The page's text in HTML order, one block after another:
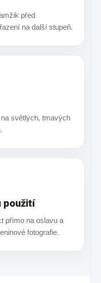
před
na další stupeň.
světlých, tmavých
použití
přímo na oslavu a
fotografie.